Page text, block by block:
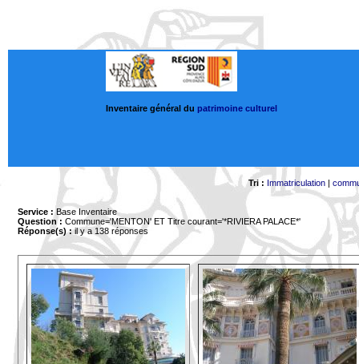
Inventaire général du patrimoine culturel
Tri : Immatriculation|
Service : Base Inventaire
Question : Commune='MENTON' ET Titre courant='*RIVIERA PALACE*'
Réponse(s) :il y a 138 réponses